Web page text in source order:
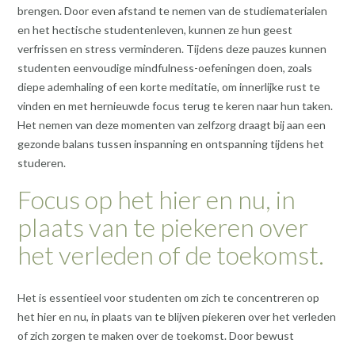
brengen. Door even afstand te nemen van de studiematerialen
en het hectische studentenleven, kunnen ze hun geest
verfrissen en stress verminderen. Tijdens deze pauzes kunnen
studenten eenvoudige mindfulness-oefeningen doen, zoals
diepe ademhaling of een korte meditatie, om innerlijke rust te
vinden en met hernieuwde focus terug te keren naar hun taken.
Het nemen van deze momenten van zelfzorg draagt bij aan een
gezonde balans tussen inspanning en ontspanning tijdens het
studeren.
Focus op het hier en nu, in
plaats van te piekeren over
het verleden of de toekomst.
Het is essentieel voor studenten om zich te concentreren op
het hier en nu, in plaats van te blijven piekeren over het verleden
of zich zorgen te maken over de toekomst. Door bewust